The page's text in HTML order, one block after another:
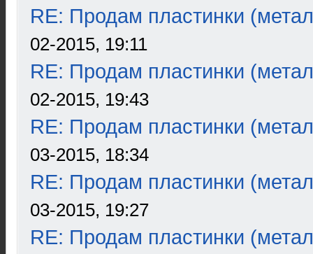
RE: Продам пластинки
02-2015, 19:11
RE: Продам пластинки
02-2015, 19:43
RE: Продам пластинки
03-2015, 18:34
RE: Продам пластинки
03-2015, 19:27
RE: Продам пластинки